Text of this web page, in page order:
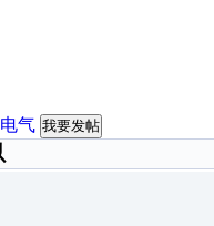
气 我要发帖